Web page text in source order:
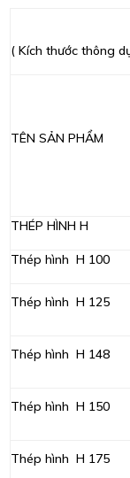
QUY
( Kích thước thông
TÊN SẢN PHẨM
THÉP HÌNH H
Thép hình H 100
Thép hình H 125
Thép hình H 148
Thép hình H 150
Thép hình H 175